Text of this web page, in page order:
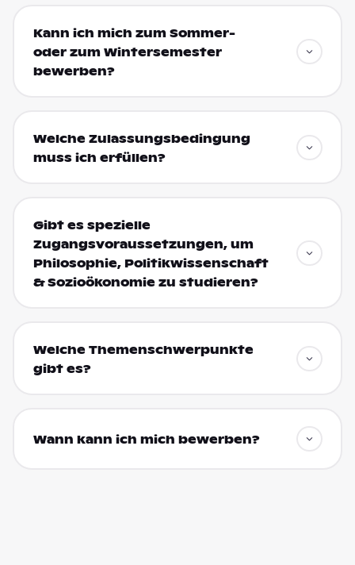
Kann ich mich zum Sommer-
oder zum Wintersemester
bewerben?
Welche Zulassungsbedingung
muss ich erfüllen?
Gibt es spezielle
Zugangsvoraussetzungen, um
Philosophie, Politikwissenschaft
& Sozioökonomie zu studieren?
Welche Themenschwerpunkte
gibt es?
Wann kann ich mich bewerben?